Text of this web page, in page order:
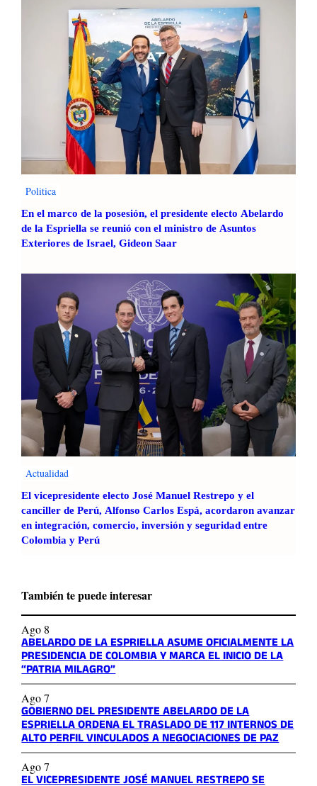
Politica
En el marco de la posesión, el presidente electo Abelardo
de la Espriella se reunió con el ministro de Asuntos
Exteriores de Israel, Gideon Saar
Actualidad
El vicepresidente electo José Manuel Restrepo y el
canciller de Perú, Alfonso Carlos Espá, acordaron avanzar
en integración, comercio, inversión y seguridad entre
Colombia y Perú
También te puede interesar
Ago 8
ABELARDO DE LA ESPRIELLA ASUME OFICIALMENTE LA
PRESIDENCIA DE COLOMBIA Y MARCA EL INICIO DE LA
“PATRIA MILAGRO”
Ago 7
GOBIERNO DEL PRESIDENTE ABELARDO DE LA
ESPRIELLA ORDENA EL TRASLADO DE 117 INTERNOS DE
ALTO PERFIL VINCULADOS A NEGOCIACIONES DE PAZ
Ago 7
EL VICEPRESIDENTE JOSÉ MANUEL RESTREPO SE